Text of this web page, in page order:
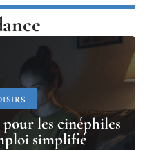
pour les cinéphiles
simplifié